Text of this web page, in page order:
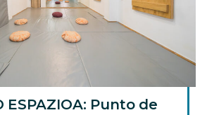
ESPAZIOA: Punto de